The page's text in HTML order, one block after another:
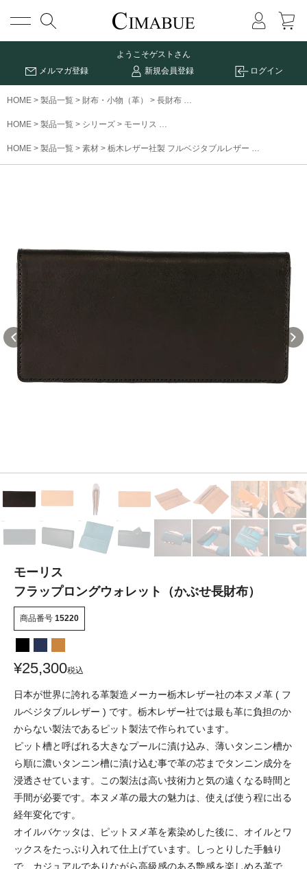
メニュー
ようこそゲストさん
メルマガ登録
新規会員登録 ログイン
HOME 製品一覧 財布・小物（革） 長財布 モーリスフラップロングウォ
HOME 製品一覧 シリーズ モーリス モーリスフラップロングウォレット
HOME 製品一覧 素材 栃木レザー社製 フルベジタブルレザー モーリスフ
モーリス
フラップロングウォレット（かぶせ長財布）
商品番号 15220
¥25,300税込
日本が世界に誇れる革製造メーカー栃木レザー社の本ヌメ革 ( フ
ルベジタブルレザー ) です。栃木レザー社では最も革に負担のか
からない製法であるピット製法で作られています。
ピット槽と呼ばれる大きなプールに漬け込み、薄いタンニン槽か
ら順に濃いタンニン槽に漬け込む事で革の芯までタンニン成分を
浸透させています。この製法は高い技術力と気の遠くなる時間と
手間が必要です。本ヌメ革の最大の魅力は、使えば使う程に出る
経年変化です。
オイルバケッタは、ピットヌメ革を素染めした後に、オイルとワ
ックスをたっぷり入れて仕上げています。しっとりした手触り
で、カジュアルでありながら高級感のある艶感を楽しめる革で